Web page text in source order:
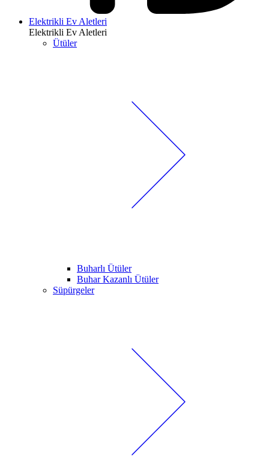
Elektrikli Ev Aletleri
Elektrikli Ev Aletleri
Ütüler
Buharlı Ütüler
Buhar Kazanlı Ütüler
Süpürgeler